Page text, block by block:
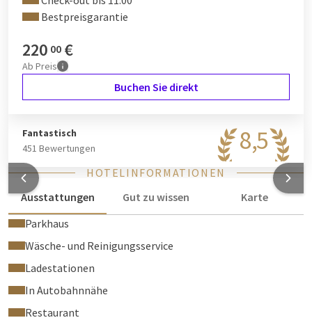
Bestpreisgarantie
220 00 €
Ab Preis
Buchen Sie direkt
8,5
Fantastisch
451 Bewertungen
HOTELINFORMATIONEN
Ausstattungen
Gut zu wissen
Karte
Parkhaus
Wäsche- und Reinigungsservice
Ladestationen
In Autobahnnähe
Restaurant